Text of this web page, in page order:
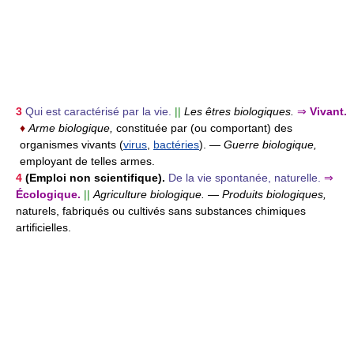
3 Qui est caractérisé par la vie. || Les êtres biologiques. ⇒ Vivant.
♦ Arme biologique, constituée par (ou comportant) des
organismes vivants (virus bactéries). — Guerre biologique,
employant de telles armes.
4 (Emploi non scientifique). De la vie spontanée, naturelle. ⇒
Écologique. || Agriculture biologique. — Produits biologiques,
naturels, fabriqués ou cultivés sans substances chimiques
artificielles.